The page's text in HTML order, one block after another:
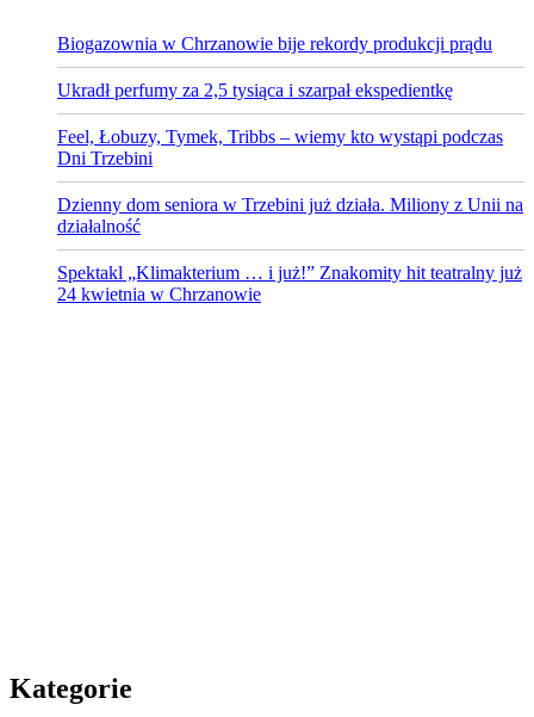
Biogazownia w Chrzanowie bije rekordy produkcji prądu
Ukradł perfumy za 2,5 tysiąca i szarpał ekspedientkę
Feel, Łobuzy, Tymek, Tribbs – wiemy kto wystąpi podczas
Dni Trzebini
Dzienny dom seniora w Trzebini już działa. Miliony z Unii na
działalność
Spektakl „Klimakterium … i już!” Znakomity hit teatralny już
24 kwietnia w Chrzanowie
Kategorie